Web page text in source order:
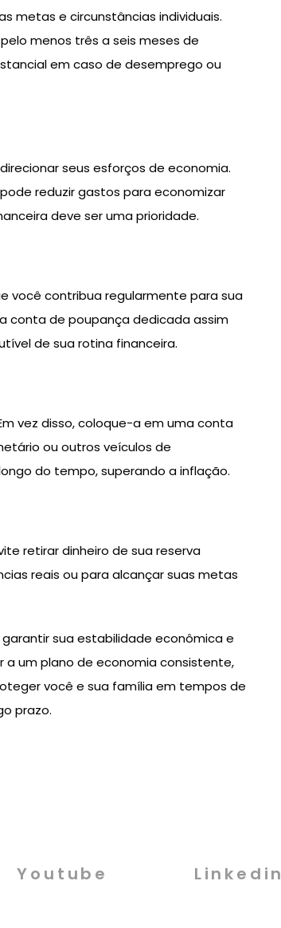
metas e circunstâncias individuais.
menos três a seis meses de
em caso de desemprego ou
seus esforços de economia.
reduzir gastos para economizar
deve ser uma prioridade.
você contribua regularmente para sua
conta de poupança dedicada assim
de sua rotina financeira.
vez disso, coloque-a em uma conta
ou outros veículos de
do tempo, superando a inflação.
retirar dinheiro de sua reserva
reais ou para alcançar suas metas
sua estabilidade econômica e
a um plano de economia consistente,
você e sua família em tempos de
prazo.
Youtube Linkedin